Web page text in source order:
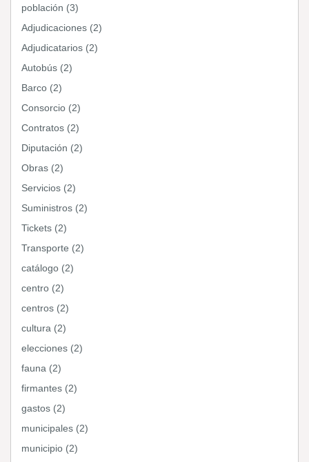
población (3)
Adjudicaciones (2)
Adjudicatarios (2)
Autobús (2)
Barco (2)
Consorcio (2)
Contratos (2)
Diputación (2)
Obras (2)
Servicios (2)
Suministros (2)
Tickets (2)
Transporte (2)
catálogo (2)
centro (2)
centros (2)
cultura (2)
elecciones (2)
fauna (2)
firmantes (2)
gastos (2)
municipales (2)
municipio (2)